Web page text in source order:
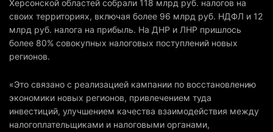
Херсонской областей собрали 118 млрд руб. налогов на
своих территориях, включая более 96 млрд руб. НДФЛ и 12
млрд руб. налога на прибыль. На ДНР и ЛНР пришлось
более 80% совокупных налоговых поступлений новых
регионов.
«Это связано с реализацией кампании по восстановлению
экономики новых регионов, привлечением туда
инвестиций, улучшением качества взаимодействия между
налогоплательщиками и налоговыми органами,